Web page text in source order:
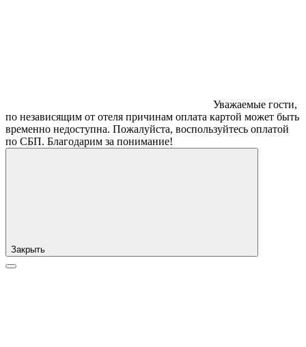
Уважаемые гости,
по независящим от отеля причинам оплата картой может быть
временно недоступна. Пожалуйста, воспользуйтесь оплатой
по СБП. Благодарим за понимание!
Закрыть